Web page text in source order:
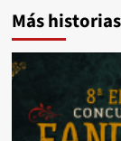
Más historias